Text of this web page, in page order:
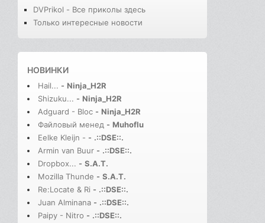
DVPrikol - Все приколы здесь
Только интересные новости
НОВИНКИ
Hail... - Ninja_H2R
Shizuku... - Ninja_H2R
Adguard - Bloc - Ninja_H2R
Файловый менед - Muhoflu
Eelke Kleijn - - .::DSE::.
Armin van Buur - .::DSE::.
Dropbox... - S.A.T.
Mozilla Thunde - S.A.T.
Re:Locate & Ri - .::DSE::.
Juan Alminana - .::DSE::.
Paipy - Nitro - .::DSE::.